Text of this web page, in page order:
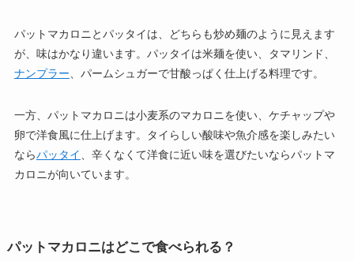
パットマカロニとパッタイは、どちらも炒め麺のように見えます
が、味はかなり違います。パッタイは米麺を使い、タマリンド、
ナンプラー、パームシュガーで甘酸っぱく仕上げる料理です。
一方、パットマカロニは小麦系のマカロニを使い、ケチャップや
卵で洋食風に仕上げます。タイらしい酸味や魚介感を楽しみたい
ならパッタイ、辛くなくて洋食に近い味を選びたいならパットマ
カロニが向いています。
パットマカロニはどこで食べられる？